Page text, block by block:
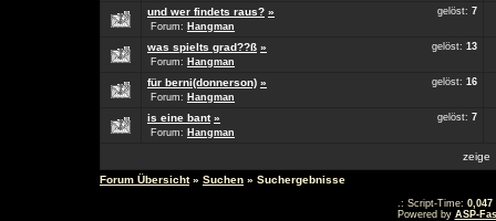
gelöst: 7
und wer findets raus? »
Forum: Hangman
gelöst: 13
was spielts grad??ß »
Forum: Hangman
gelöst: 16
für berni(donnerson) »
Forum: Hangman
gelöst: 7
is eine bant »
Forum: Hangman
zeige
Forum Übersicht» Suchen » Suchergebnisse
.: Script-Time: 0,047
Powered by ASP-